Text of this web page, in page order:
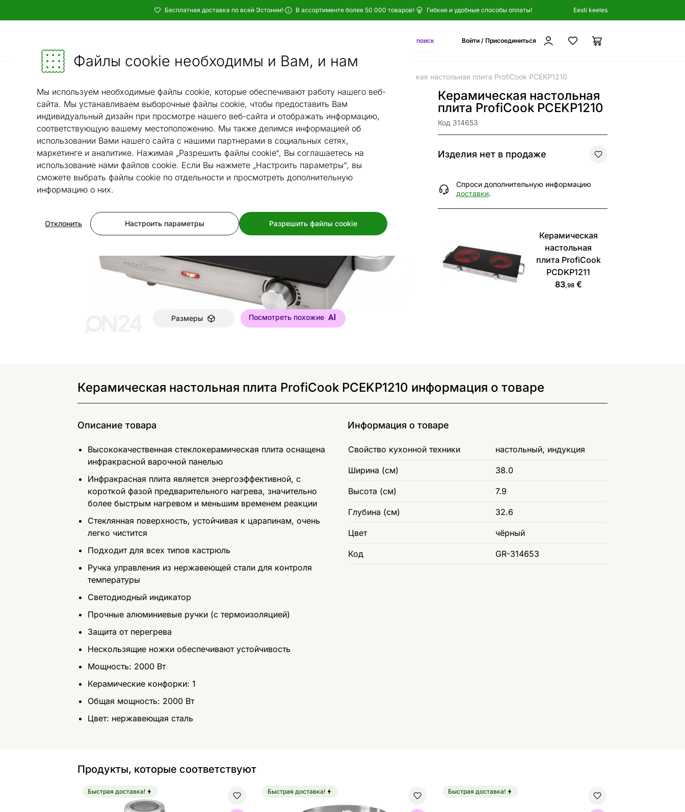
Файлы cookie необходимы и Вам, и нам
Мы используем необходимые файлы cookie, которые обеспечивают работу нашего веб-
сайта. Мы устанавливаем выборочные файлы cookie, чтобы предоставить Вам
индивидуальный дизайн при просмотре нашего веб-сайта и отображать информацию,
соответствующую вашему местоположению. Мы также делимся информацией об
использовании Вами нашего сайта с нашими партнерами в социальных сетях,
маркетинге и аналитике. Нажимая „Разрешить файлы cookie“, Вы соглашаетесь на
использование нами файлов cookie. Если Вы нажмете „Настроить параметры“, вы
сможете выбрать файлы cookie по отдельности и просмотреть дополнительную
информацию о них.
Настроить параметры Разрешить файлы cookie
Отклонить
Бесплатная доставка по всей Эстонии!· В ассортименте более 50 000 товаров!· Гибкие и удобные способы оплаты! Eesti keeles
Мебель и убранство - ON24
AI-поиск Войти / Присоединиться
Керамическая настольная плита ProfiCook PCEKP1210
Размеры Посмотреть похожие
Керамическая настольная
плита ProfiCook PCEKP1210
Код 314653
Изделия нет в продаже
Спроси дополнительную информацию
доставки.
Керамическая
настольная
плита ProfiCook
PCDKP1211
83,98€
Керамическая настольная плита ProfiCook PCEKP1210 информация о товаре
Описание товара
Высококачественная стеклокерамическая плита оснащена
инфракрасной варочной панелью
Инфракрасная плита является энергоэффективной, с
короткой фазой предварительного нагрева, значительно
более быстрым нагревом и меньшим временем реакции
Стеклянная поверхность, устойчивая к царапинам, очень
легко чистится
Подходит для всех типов кастрюль
Ручка управления из нержавеющей стали для контроля
температуры
Светодиодный индикатор
Прочные алюминиевые ручки (с термоизоляцией)
Защита от перегрева
Нескользящие ножки обеспечивают устойчивость
Мощность: 2000 Вт
Керамические конфорки: 1
Общая мощность: 2000 Вт
Цвет: нержавеющая сталь
Информация о товаре
Свойство кухонной техники настольный, индукция
Ширина (см) 38.0
Высота (см) 7.9
Глубина (см) 32.6
Цвет чёрный
Код GR-314653
Продукты, которые соответствуют
Кофемолка ProfiCook PCKSW1021
Быстрая доставка! Быстрая доставка!
Вакуумный упаковщик ProfiCook PCVK1080
Быстрая доставка!